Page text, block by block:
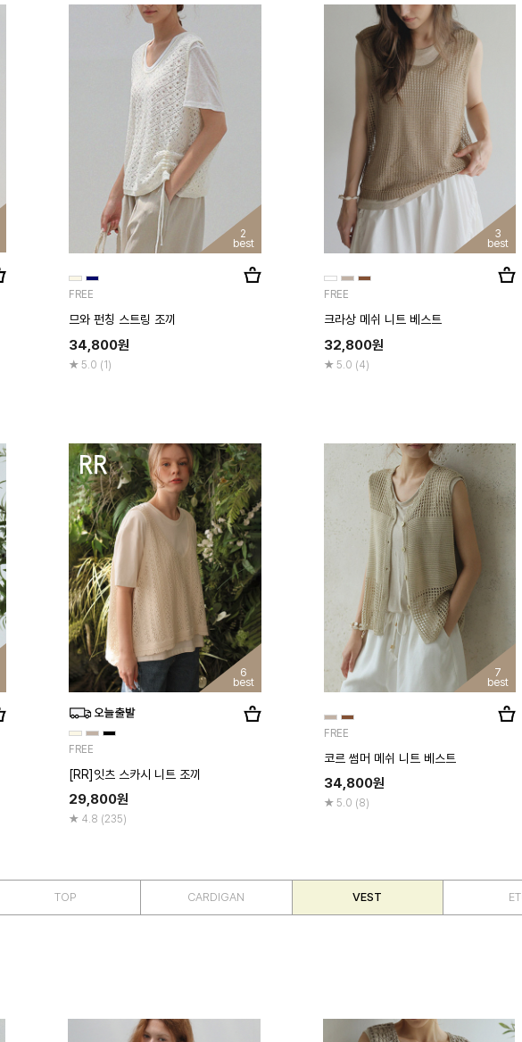
2
best
FREE
므와 펀칭 스트링 조끼
34,800원
5.0 (1)
3
best
FREE
크라상 메쉬 니트 베스트
32,800원
5.0 (4)
6
best
FREE
[RR]잇츠 스카시 니트 조끼
29,800원
4.8 (235)
7
best
FREE
코르 썸머 메쉬 니트 베스트
34,800원
5.0 (8)
TOP CARDIGAN VEST